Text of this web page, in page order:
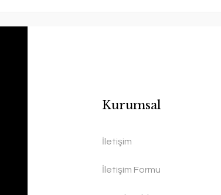
Kurumsal
İletişim
İletişim Formu